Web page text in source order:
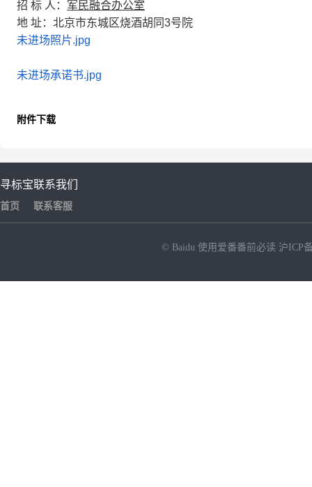
招 标 人： 军民融合办公室
地 址：北京市东城区烧酒胡同3号院
未进场照片.jpg
未进场承诺书.jpg
附件下载
寻标宝
首页
联系我们
联系客服
© Baidu 使用爱番番前必读 沪ICP